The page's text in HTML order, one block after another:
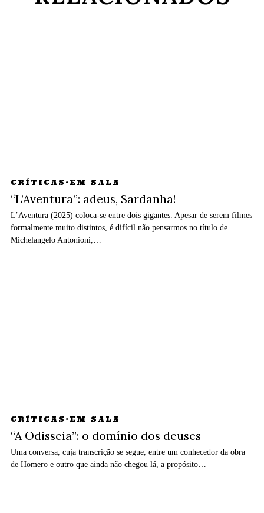
CRÍTICAS · EM SALA
“L’Aventura”: adeus, Sardanha!
L’Aventura (2025) coloca-se entre dois gigantes. Apesar de serem filmes
formalmente muito distintos, é difícil não pensarmos no título de
Michelangelo Antonioni,…
CRÍTICAS · EM SALA
“A Odisseia”: o domínio dos deuses
Uma conversa, cuja transcrição se segue, entre um conhecedor da obra
de Homero e outro que ainda não chegou lá, a propósito…